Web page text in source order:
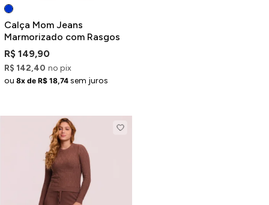
Calça Mom Jeans
Marmorizado com Rasgos
R$ 149,90
R$ 142,40 no pix
ou 8x de R$ 18,74 sem juros